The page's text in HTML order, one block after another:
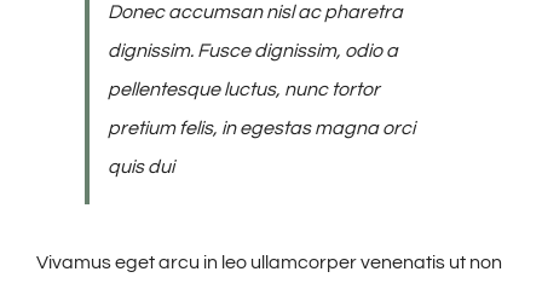
Donec accumsan nisl ac pharetra
dignissim. Fusce dignissim, odio a
pellentesque luctus, nunc tortor
pretium felis, in egestas magna orci
quis dui
Vivamus eget arcu in leo ullamcorper venenatis ut non